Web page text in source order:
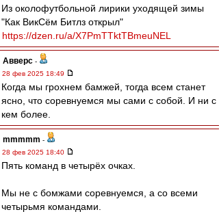
Из околофутбольной лирики уходящей зимы
"Как ВикСём Битлз открыл"
https://dzen.ru/a/X7PmTTktTBmeuNEL
Авверс -
28 фев 2025 18:49
Когда мы грохнем бамжей, тогда всем станет
ясно, что соревнуемся мы сами с собой. И ни с
кем более.
mmmmm -
28 фев 2025 18:40
Пять команд в четырёх очках.
Мы не с бомжами соревнуемся, а со всеми
четырьмя командами.